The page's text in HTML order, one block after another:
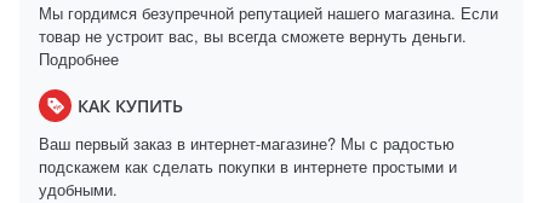
Мы гордимся безупречной репутацией нашего магазина. Если
товар не устроит вас, вы всегда сможете вернуть деньги.
Подробнее
КАК КУПИТЬ
Ваш первый заказ в интернет-магазине? Мы с радостью
подскажем как сделать покупки в интернете простыми и
удобными.